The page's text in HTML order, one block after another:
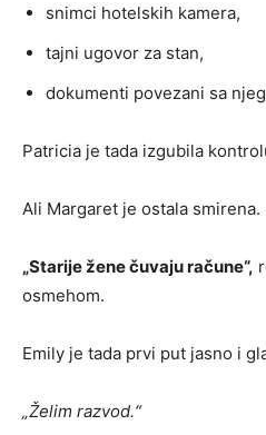
snimci hotelskih kamera,
tajni ugovor za stan,
dokumenti povezani sa
Patricia je tada izgubila
Ali Margaret je ostala smirena.
„Starije žene čuvaju račune“,
osmehom.
Emily je tada prvi put jasno i
„Želim razvod.“